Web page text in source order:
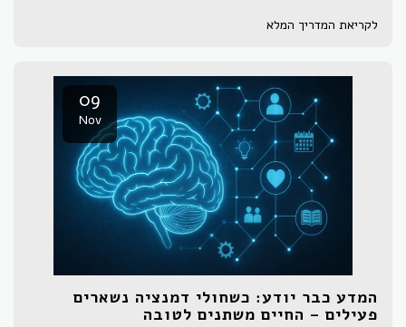
לקריאת המדריך המלא
09
Nov
המדע כבר יודע: כשחולי דמנציה נשארים
פעילים – החיים משתנים לטובה